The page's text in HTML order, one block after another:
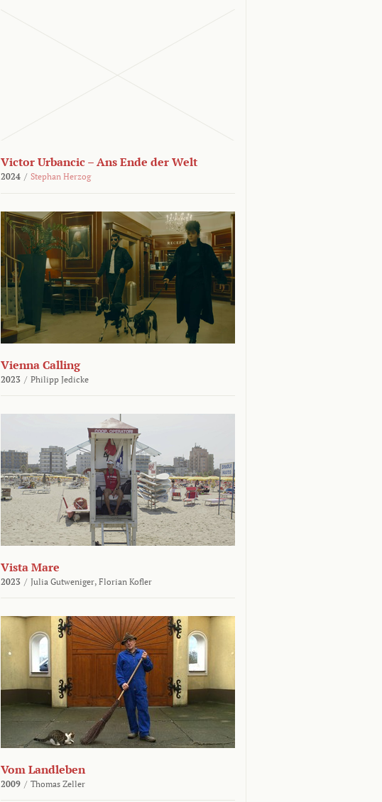
Victor Urbancic – Ans Ende der Welt
2024 / Stephan Herzog
Vienna Calling
2023 / Philipp Jedicke
Vista Mare
2023 / Julia Gutweniger, Florian Kofler
Vom Landleben
2009 / Thomas Zeller